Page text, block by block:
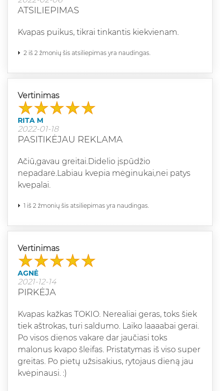
ATSILIEPIMAS
Kvapas puikus, tikrai tinkantis kiekvienam.
2 iš 2 žmonių šis atsiliepimas yra naudingas.
Vertinimas
RITA M
2022-01-18
PASITIKĖJAU REKLAMA
Ačiū,gavau greitai.Didelio įspūdžio
nepadarė.Labiau kvepia mėginukai,nei patys
kvepalai.
1 iš 2 žmonių šis atsiliepimas yra naudingas.
Vertinimas
AGNĖ
2021-12-14
PIRKĖJA
Kvapas kažkas TOKIO. Nerealiai geras, toks šiek
tiek aštrokas, turi saldumo. Laiko laaaabai gerai.
Po visos dienos vakare dar jaučiasi toks
malonus kvapo šleifas. Pristatymas iš viso super
greitas. Po pietų užsisakius, rytojaus dieną jau
kvėpinausi. :)